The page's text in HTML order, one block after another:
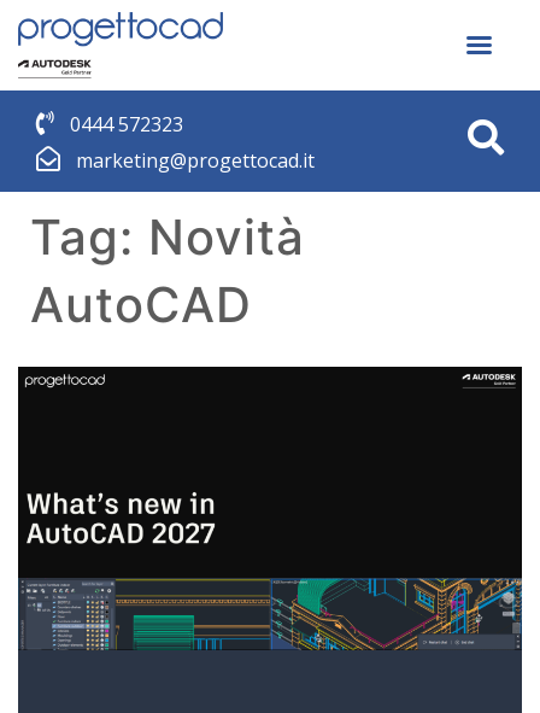
0444 572323
marketing@progettocad.it
Tag: Novità
AutoCAD